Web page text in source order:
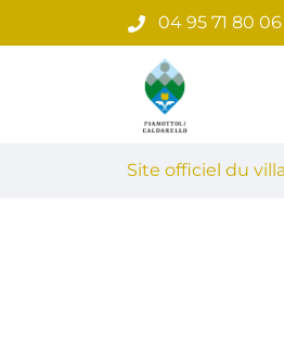
au
04 95 71 80 06
Site
Site officiel du